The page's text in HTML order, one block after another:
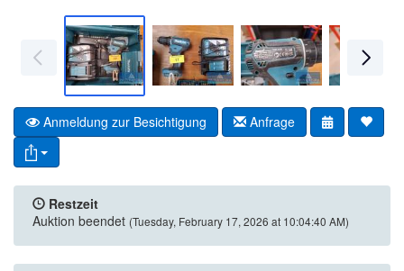
Anmeldung zur Besichtigung Anfrage
Restzeit
Auktion beendet (Tuesday, February 17, 2026 at 10:04:40 AM)